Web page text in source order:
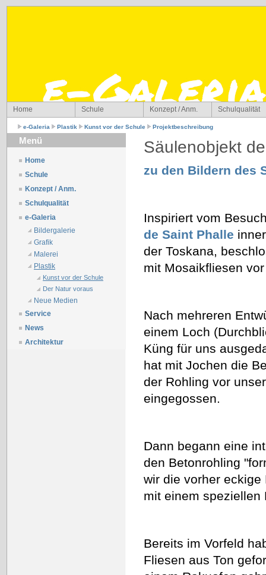
Home Schule Konzept / Anm. Schulqualität
e-Galeria Plastik Kunst vor der Schule Projektbeschreibung
Menü
Home
Schule
Konzept / Anm.
Schulqualität
e-Galeria
Bildergalerie
Grafik
Malerei
Plastik
Kunst vor der Schule
Der Natur voraus
Neue Medien
Service
News
Architektur
Säulenobjekt
zu den Bildern des
Inspiriert vom
de Saint Phalle
der Toskana,
mit Mosaikfliesen
Nach mehreren
einem Loch
Küng für uns
hat mit Jochen die
der Rohling vor
eingegossen.
Dann begann eine
den Betonrohling
wir die vorher eckige
mit einem speziellen
Bereits im Vorfeld
Fliesen aus Ton